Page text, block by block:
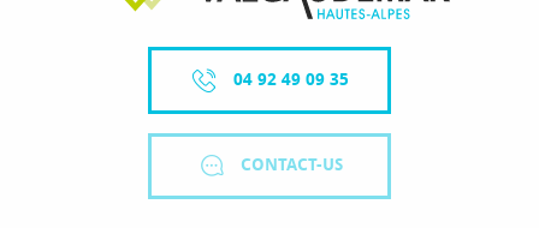
04 92 49 09 35
CONTACT-US